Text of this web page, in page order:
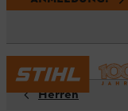
Herren